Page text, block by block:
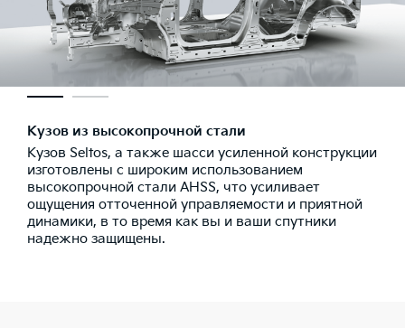
Кузов из высокопрочной стали
Кузов Seltos, а также шасси усиленной конструкции
изготовлены с широким использованием
высокопрочной стали AHSS, что усиливает
ощущения отточенной управляемости и приятной
динамики, в то время как вы и ваши спутники
надежно защищены.